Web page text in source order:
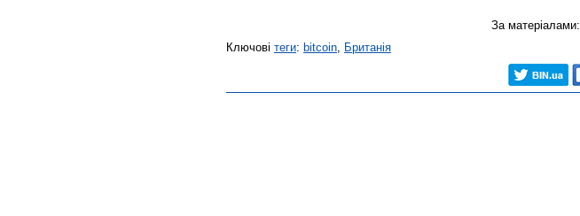
За матеріалами:
Ключові теги: bitcoin, Британія